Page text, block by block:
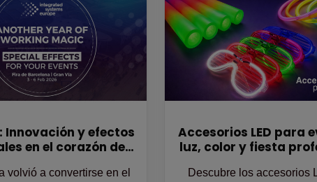
Innovación y efectos
en el corazón del
volvió a convertirse en el
Accesorios LED para
luz, color y fiesta
Descubre los accesorios